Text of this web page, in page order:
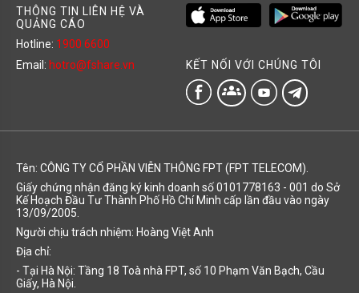
THÔNG TIN LIÊN HỆ VÀ
QUẢNG CÁO
Hotline: 1900 6600
Email: hotro@fshare.vn KẾT NỐI VỚI CHÚNG TÔI
groups
Tên: CÔNG TY CỔ PHẦN VIỄN THÔNG FPT (FPT TELECOM).
Giấy chứng nhận đăng ký kinh doanh số 0101778163 - 001 do Sở
Kế Hoạch Đầu Tư Thành Phố Hồ Chí Minh cấp lần đầu vào ngày
13/09/2005.
Người chịu trách nhiệm: Hoàng Việt Anh
Địa chỉ:
- Tại Hà Nội: Tầng 18 Toà nhà FPT, số 10 Phạm Văn Bạch, Cầu
Giấy, Hà Nội.